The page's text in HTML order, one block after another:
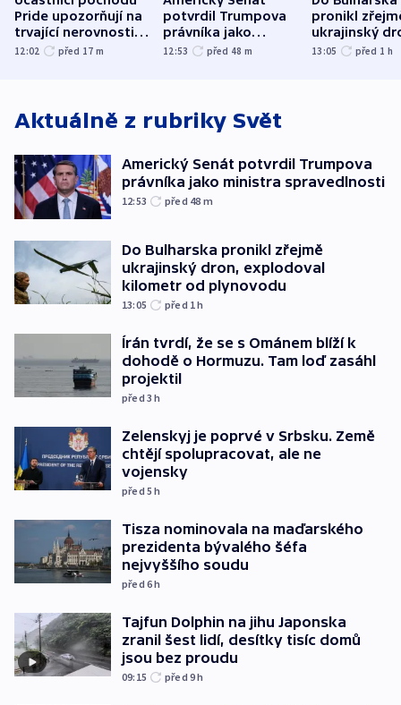
Pride upozorňují na
trvající nerovnosti i
společenskou
12:02 před 17 m
potvrdil Trumpova
právníka jako
ministra
12:53 před 48 m
pronikl
ukrajinský
explodoval
13:05 před 1 h
Aktuálně z rubriky Svět
Americký Senát potvrdil Trumpova
právníka jako ministra spravedlnosti
12:53 před 48 m
Do Bulharska pronikl zřejmě
ukrajinský dron, explodoval
kilometr od plynovodu
13:05 před 1h
Írán tvrdí, že se s Ománem blíží k
dohodě o Hormuzu. Tam loď zasáhl
projektil
před 3h
Zelenskyj je poprvé v Srbsku. Země
chtějí spolupracovat, ale ne
vojensky
před 5h
Tisza nominovala na maďarského
prezidenta bývalého šéfa
nejvyššího soudu
před 6h
Tajfun Dolphin na jihu Japonska
zranil šest lidí, desítky tisíc domů
jsou bez proudu
09:15 před 9h